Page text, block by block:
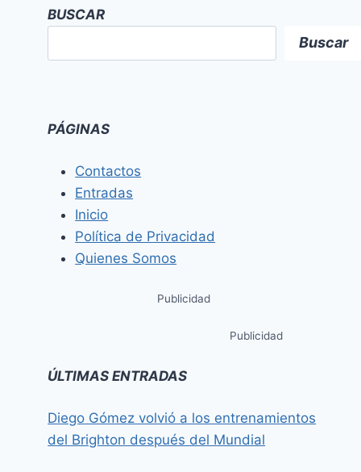
BUSCAR
Buscar
PÁGINAS
Contactos
Entradas
Inicio
Política de Privacidad
Quienes Somos
Publicidad
Publicidad
ÚLTIMAS ENTRADAS
Diego Gómez volvió a los entrenamientos
del Brighton después del Mundial